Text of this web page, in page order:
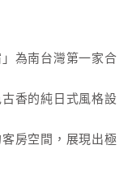
為南台灣第一家合
香的純日式風格設
房空間，展現出極